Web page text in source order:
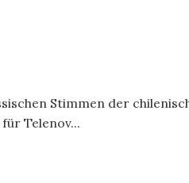
Stimmen der
Telenov...